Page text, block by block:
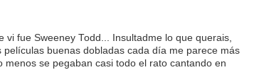
vi fue Sweeney Todd... Insultadme lo que querais,
películas buenas dobladas cada día me parece más
menos se pegaban casi todo el rato cantando en